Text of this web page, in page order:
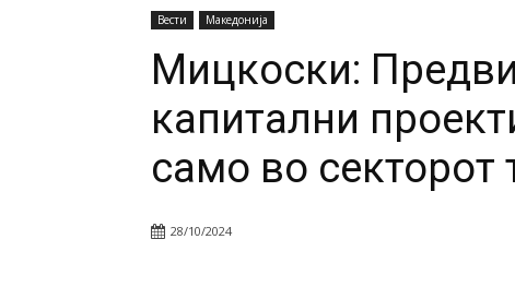
Вести Македонија
Мицкоски:
капитални
само во секторот
28/10/2024